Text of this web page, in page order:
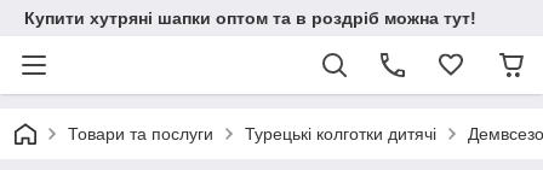
Купити хутряні шапки оптом та в роздріб можна тут!
Товари та послуги Турецькі колготки дитячі